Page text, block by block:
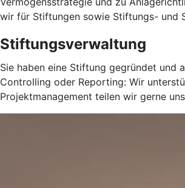
wir für Stiftungen sowie Stiftungs- und
Stiftungsverwaltung
Sie haben eine Stiftung gegründet und
Controlling oder Reporting: Wir
Projektmanagement teilen wir gerne